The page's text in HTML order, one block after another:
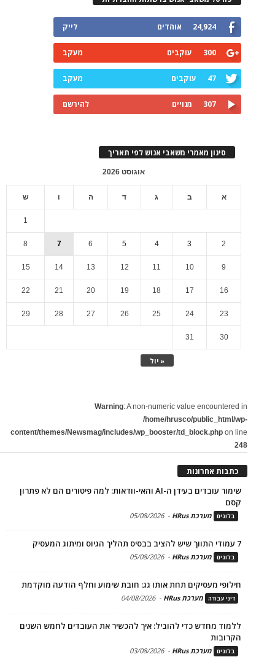
24,924 אוהדים לייק
300 עוקבים מעקב
47 עוקבים מעקב
307 מנויים להירשם
סינון מאמרי משאבי אנוש לפי תאריך
אוגוסט 2026
א ב ג ד ה ו ש
« יול
1
2
3
4
5
6
7
8
9
10
11
12
13
14
15
16
17
18
19
20
21
22
23
24
25
26
27
28
29
30
31
Warning: A non-numeric value encountered in
/home/hrusco/public_html/wp-
content/themes/Newsmag/includes/wp_booster/td_block.php on line
248
כתבות אחרונות
שימור עובדים בעידן ה-AI והאי-וודאות: למה פיטורים הם לא פתרון
קסם
בלוגים מערכת HRus -
05/08/2026
7 עמודי התווך שיש להציב בבסיס תהליך הגיוס ומיתוג המעסיק
בלוגים מערכת HRus -
05/08/2026
חילופי מעסיקים תחת אותו גג: חובת שימוע וחלף הודעה מוקדמת
דיני עבודה מערכת HRus -
04/08/2026
ללמוד מחדש כדי להוביל: איך להכשיר את העובדים לחמש השנים
הקרובות
בלוגים מערכת HRus -
03/08/2026